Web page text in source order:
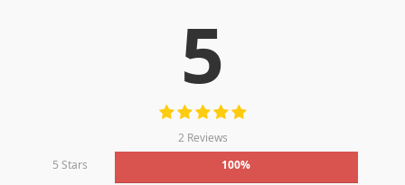
5
2 Reviews
5 Stars
100%